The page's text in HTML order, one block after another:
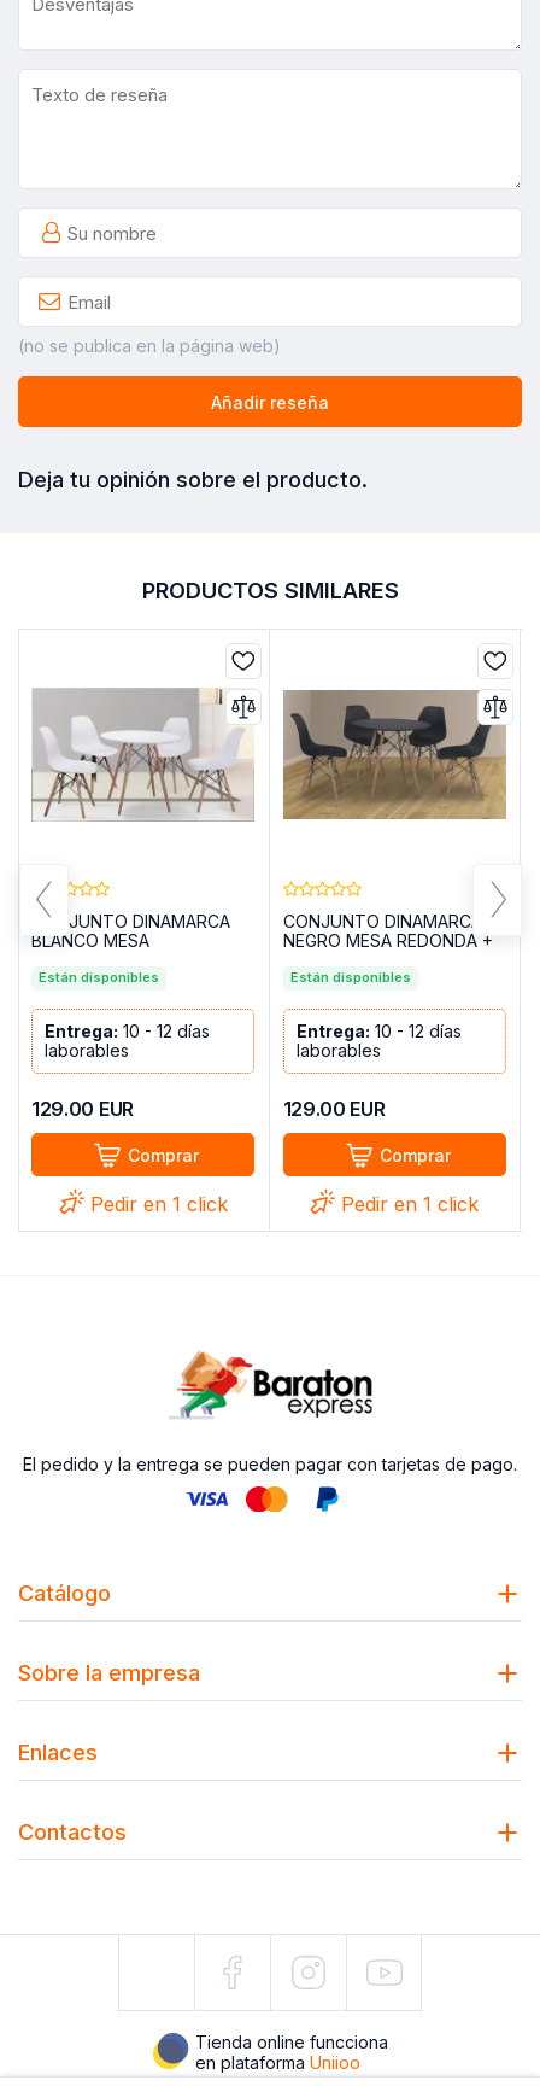
(no se publica en la página web)
Añadir reseña
Deja tu opinión sobre el producto.
PRODUCTOS SIMILARES
CONJUNTO DINAMARCA
BLANCO MESA
Están disponibles
Entrega: 10 - 12 días
laborables
129.00 EUR
Comprar
Pedir en 1 click
CONJUNTO DINAMARCA
NEGRO MESA REDONDA +
Están disponibles
Entrega: 10 - 12 días
laborables
129.00 EUR
Comprar
Pedir en 1 click
El pedido y la entrega se pueden pagar con tarjetas de pago.
Catálogo
Sobre la empresa
Enlaces
Contactos
Tienda online funcciona
en plataforma Uniioo